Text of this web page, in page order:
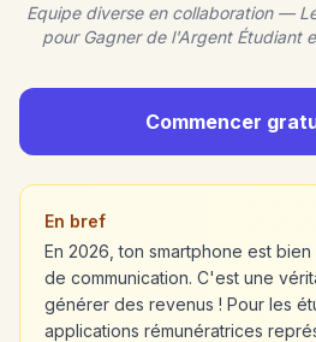
Equipe diverse en collaboration —
pour Gagner de l'Argent Étudiant
Commencer
En bref
En 2026, ton smartphone est
de communication. C'est une
générer des revenus ! Pour les
applications rémunératrices